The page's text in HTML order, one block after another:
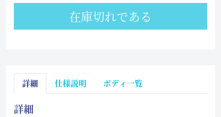
在庫切れである
詳細 仕様説明 ボディ一覧
詳細